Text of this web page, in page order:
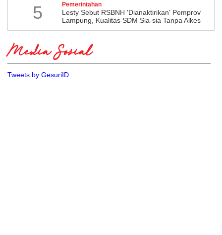
5 Pemerintahan
Lesty Sebut RSBNH 'Dianaktirikan' Pemprov
Lampung, Kualitas SDM Sia-sia Tanpa Alkes
Media Sosial
Tweets by GesuriID